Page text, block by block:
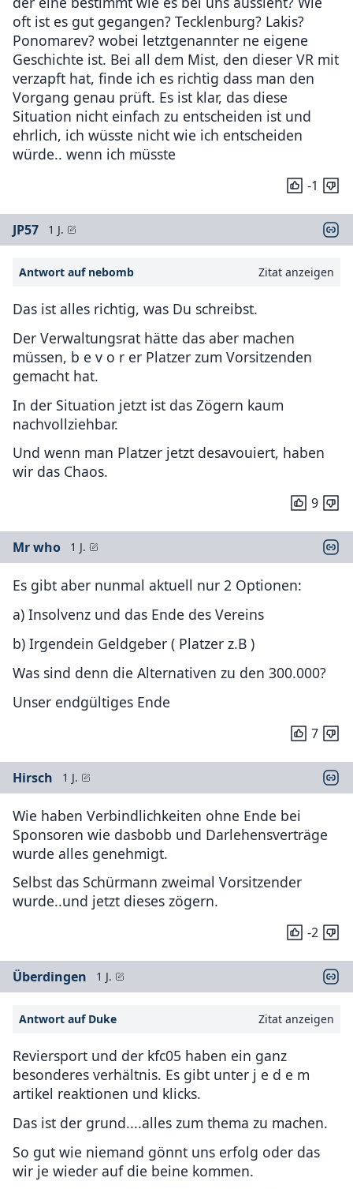
oft ist es gut gegangen? Tecklenburg? Lakis?
Ponomarev? wobei letztgenannter ne eigene
Geschichte ist. Bei all dem Mist, den dieser VR mit
verzapft hat, finde ich es richtig dass man den
Vorgang genau prüft. Es ist klar, das diese
Situation nicht einfach zu entscheiden ist und
ehrlich, ich wüsste nicht wie ich entscheiden
würde.. wenn ich müsste
-1
JP57 1 J.
Antwort auf nebomb Zitat anzeigen
Das ist alles richtig, was Du schreibst.
Der Verwaltungsrat hätte das aber machen
müssen, b e v o r er Platzer zum Vorsitzenden
gemacht hat.
In der Situation jetzt ist das Zögern kaum
nachvollziehbar.
Und wenn man Platzer jetzt desavouiert, haben
wir das Chaos.
9
Mr who 1 J.
Es gibt aber nunmal aktuell nur 2 Optionen:
a) Insolvenz und das Ende des Vereins
b) Irgendein Geldgeber ( Platzer z.B )
Was sind denn die Alternativen zu den 300.000?
Unser endgültiges Ende
7
Hirsch 1 J.
Wie haben Verbindlichkeiten ohne Ende bei
Sponsoren wie dasbobb und Darlehensverträge
wurde alles genehmigt.
Selbst das Schürmann zweimal Vorsitzender
wurde..und jetzt dieses zögern.
-2
Überdingen 1 J.
Antwort auf Duke Zitat anzeigen
Reviersport und der kfc05 haben ein ganz
besonderes verhältnis. Es gibt unter j e d e m
artikel reaktionen und klicks.
Das ist der grund....alles zum thema zu machen.
So gut wie niemand gönnt uns erfolg oder das
wir je wieder auf die beine kommen.